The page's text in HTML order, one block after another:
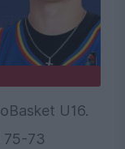
U16.
75-73